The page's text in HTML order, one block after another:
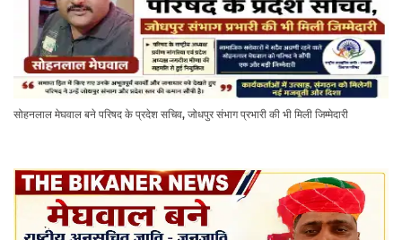
सोहनलाल मेघवाल बने परिषद के प्रदेश सचिव, जोधपुर संभाग प्रभारी की भी मिली जिम्मेदारी